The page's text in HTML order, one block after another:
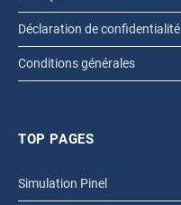
Déclaration de confidentialité
Conditions générales
TOP PAGES
Simulation Pinel